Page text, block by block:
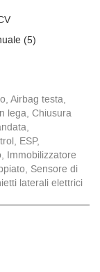
(5)
Airbag testa,
lega, Chiusura
ESP,
Immobilizzatore
Sensore di
laterali elettrici